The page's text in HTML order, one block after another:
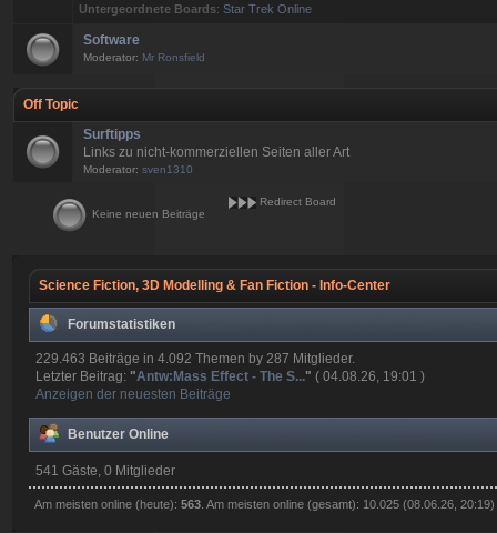
Untergeordnete Boards:Star Trek Online
Software
Moderator: Mr Ronsfield
Off Topic
Surftipps
Links zu nicht-kommerziellen Seiten aller Art
Moderator: sven1310
Keine neuen Beiträge
Redirect Board
Science Fiction, 3D Modelling & Fan Fiction - Info-Center
Forumstatistiken
229.463 Beiträge in 4.092 Themen by 287 Mitglieder.
Letzter Beitrag: "Antw:Mass Effect - The S..." ( 04.08.26, 19:01 )
Anzeigen der neuesten Beiträge
Benutzer Online
541 Gäste, 0 Mitglieder
Am meisten online (heute):563 . Am meisten online (gesamt): 10.025 (08.06.26, 20:19)